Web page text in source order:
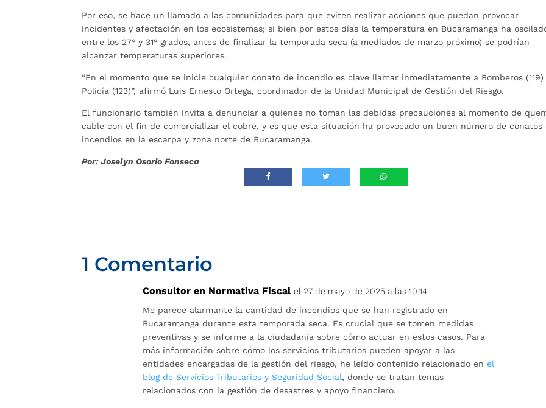
o
Por eso, se hace un llamado a las comunidades para que eviten realizar acciones que puedan provocar
incidentes y afectación en los ecosistemas; si bien por estos días la temperatura en Bucaramanga ha
entre los 27° y 31° grados, antes de finalizar la temporada seca (a mediados de marzo próximo) se podrían
alcanzar temperaturas superiores.
“En el momento que se inicie cualquier conato de incendio es clave llamar inmediatamente a Bomberos (119)
Policía (123)”, afirmó Luis Ernesto Ortega, coordinador de la Unidad Municipal de Gestión del Riesgo.
El funcionario también invita a denunciar a quienes no toman las debidas precauciones al momento de
cable con el fin de comercializar el cobre, y es que esta situación ha provocado un buen número de conatos
incendios en la escarpa y zona norte de Bucaramanga.
Por: Joselyn Osorio Fonseca
1 Comentario
Consultor en Normativa Fiscal el 27 de mayo de 2025 a las 10:14
Me parece alarmante la cantidad de incendios que se han registrado en
Bucaramanga durante esta temporada seca. Es crucial que se tomen medidas
preventivas y se informe a la ciudadanía sobre cómo actuar en estos casos. Para
más información sobre cómo los servicios tributarios pueden apoyar a las
entidades encargadas de la gestión del riesgo, he leído contenido relacionado enel
blog de Servicios Tributarios y Seguridad Social, donde se tratan temas
relacionados con la gestión de desastres y apoyo financiero.